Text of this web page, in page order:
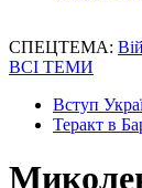
СПЕЦТЕМА:
ВСІ ТЕМИ
Вступ
Теракт в